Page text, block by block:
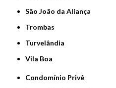
São João da Aliança
Trombas
Turvelândia
Vila Boa
Condomínio Privê